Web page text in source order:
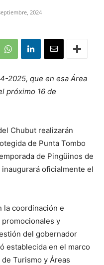
2024
2025, que en esa Área
próximo 16 de
Chubut realizarán
de Punta Tombo
de Pingüinos de
oficialmente el
la coordinación e
y
del gobernador
establecida en el marco
Turismo y Áreas